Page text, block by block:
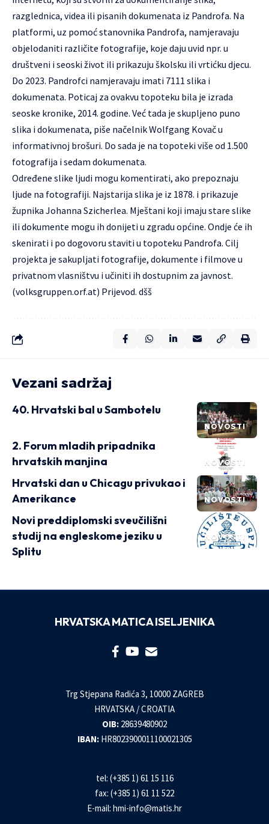
razglednica, videa ili pisanih dokumenata iz Pandrofa. Na
platformi, uz pomoć stanovnika Pandrofa, namjeravaju
objelodaniti različite fotografije, koje daju uvid npr. u
društveni i seoski život ili prikazuju školsku ili vrtićku djecu.
Do 2023. Pandrofci namjeravaju imati 7111 slika i
dokumenata. Poticaj za ovakvu topoteku bila je izrada
seoske kronike, 2014. godine. Već tada je skupljeno puno
slika i dokumenata, piše načelnik Wolfgang Kovač u
informativnoj brošuri. Do sada je na topoteki više od 1.500
fotografija i sedam dokumenata.
Određene slike ljudi mogu komentirati, ako prepoznaju
ljude na fotografiji. Najstarija slika je iz 1878. i prikazuje
župnika Johanna Szicherlea. Mještani koji imaju stare slike
ili dokumente mogu ih donijeti u zgradu općine. Ondje će ih
skenirati i po dogovoru staviti u topoteku Pandrofa. Cilj
projekta je sakupljati fotografije, dokumente i filmove u
privatnom vlasništvu i učiniti ih dostupnim za javnost.
(volksgruppen.orf.at) Prijevod. dšš
Vezani sadržaj
NOVOSTI
40. Hrvatski bal u Sambotelu
NOVOSTI
2. Forum mladih pripadnika
hrvatskih manjina
NOVOSTI
Hrvatski dan u Chicagu privukao i
Amerikance
NOVOSTI
Novi preddiplomski sveučilišni
studij na engleskome jeziku u
Splitu
HRVATSKA MATICA ISELJENIKA
Trg Stjepana Radića 3, 10000 ZAGREB
HRVATSKA / CROATIA
OIB: 28639480902
IBAN: HR8023900011100021305
tel: (+385 1) 61 15 116
fax: (+385 1) 61 11 522
E-mail: hmi-info@matis.hr